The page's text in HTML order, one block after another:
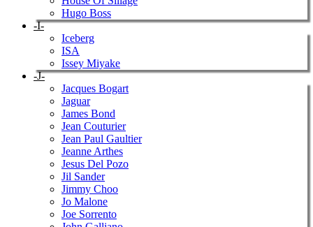
Hugo Boss
-I-
Iceberg
ISA
Issey Miyake
-J-
Jacques Bogart
Jaguar
James Bond
Jean Couturier
Jean Paul Gaultier
Jeanne Arthes
Jesus Del Pozo
Jil Sander
Jimmy Choo
Jo Malone
Joe Sorrento